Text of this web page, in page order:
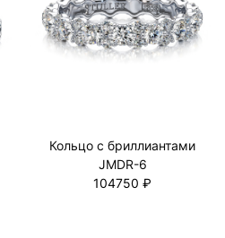
Кольцо с бриллиaнтами
JMDR-6
104750 ₽